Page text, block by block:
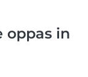
oppas in